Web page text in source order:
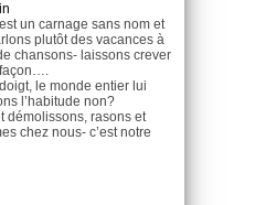
un carnage sans nom et
plutôt des vacances à
chansons- laissons crever
façon….
le monde entier lui
l’habitude non?
démolissons, rasons et
chez nous- c’est notre